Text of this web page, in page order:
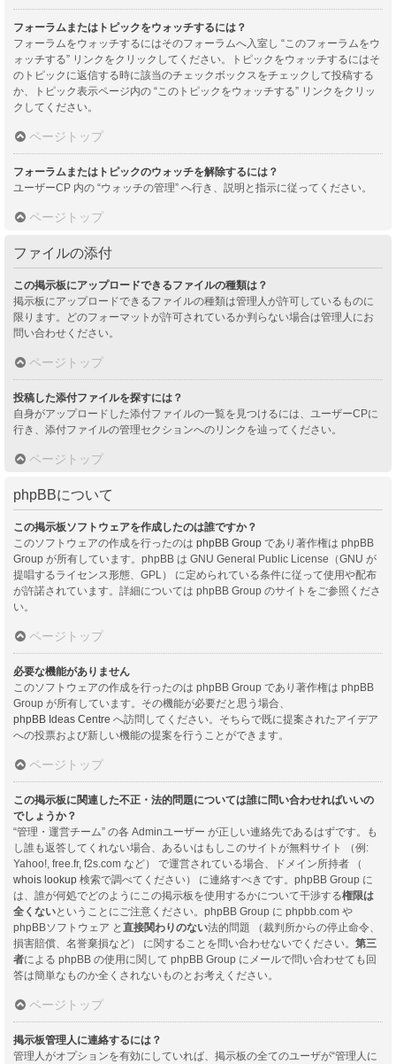
フォーラムまたはトピックをウォッチするには？
フォーラムをウォッチするにはそのフォーラムへ入室し “このフォーラムをウ
ォッチする” リンクをクリックしてください。トピックをウォッチするにはそ
のトピックに返信する時に該当のチェックボックスをチェックして投稿する
か、トピック表示ページ内の “このトピックをウォッチする” リンクをクリッ
クしてください。
ページトップ
フォーラムまたはトピックのウォッチを解除するには？
ユーザーCP 内の “ウォッチの管理” へ行き、説明と指示に従ってください。
ページトップ
ファイルの添付
この掲示板にアップロードできるファイルの種類は？
掲示板にアップロードできるファイルの種類は管理人が許可しているものに
限ります。どのフォーマットが許可されているか判らない場合は管理人にお
問い合わせください。
ページトップ
投稿した添付ファイルを探すには？
自身がアップロードした添付ファイルの一覧を見つけるには、ユーザーCPに
行き、添付ファイルの管理セクションへのリンクを辿ってください。
ページトップ
phpBBについて
この掲示板ソフトウェアを作成したのは誰ですか？
このソフトウェアの作成を行ったのは phpBB Group であり著作権は phpBB
Group が所有しています。phpBB は GNU General Public License（GNU が
提唱するライセンス形態、GPL） に定められている条件に従って使用や配布
が許諾されています。詳細については phpBB Group のサイトをご参照くださ
い。
ページトップ
必要な機能がありません
このソフトウェアの作成を行ったのは phpBB Group であり著作権は phpBB
Group が所有しています。その機能が必要だと思う場合、
phpBB Ideas Centre へ訪問してください。そちらで既に提案されたアイデア
への投票および新しい機能の提案を行うことができます。
ページトップ
この掲示板に関連した不正・法的問題については誰に問い合わせればいいの
でしょうか？
“管理・運営チーム” の各 Adminユーザー が正しい連絡先であるはずです。も
し誰も返答してくれない場合、あるいはもしこのサイトが無料サイト （例:
Yahoo!, free.fr, f2s.com など） で運営されている場合、ドメイン所持者 （
whois lookup 検索で調べてください） に連絡すべきです。phpBB Group に
は、誰が何処でどのようにこの掲示板を使用するかについて干渉する権限は
全くないということにご注意ください。phpBB Group に phpbb.com や
phpBBソフトウェア と 直接関わりのない法的問題 （裁判所からの停止命令、
損害賠償、名誉棄損など） に関することを問い合わせないでください。 第三
者による phpBB の使用に関して phpBB Group にメールで問い合わせても回
答は簡単なものか全くされないものとお考えください。
ページトップ
掲示板管理人に連絡するには？
管理人がオプションを有効にしていれば、掲示板の全てのユーザが“管理人に